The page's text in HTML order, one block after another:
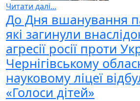
Читати далі...
До Дня вшанування
які загинули
агресії росії проти
Чернігівському
науковому ліцеї
«Голоси дітей»